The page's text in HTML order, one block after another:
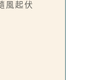
風起伏